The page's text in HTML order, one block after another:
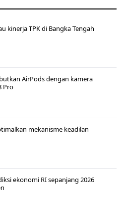
kinerja TPK di Bangka Tengah
AirPods dengan kamera
Pro
mekanisme keadilan
ekonomi RI sepanjang 2026